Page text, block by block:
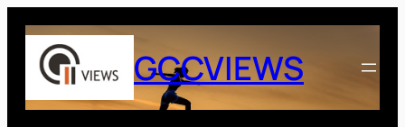
Saltar
contenido
GCCVIEWS